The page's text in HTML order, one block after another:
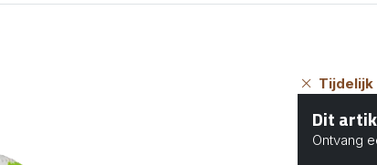
Tijdelijk
Dit
Ontvang